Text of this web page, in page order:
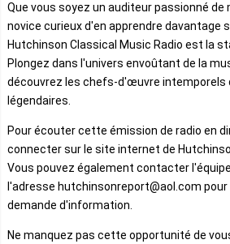
Que vous soyez un auditeur passionné de
novice curieux d'en apprendre davantage
Hutchinson Classical Music Radio est la
Plongez dans l'univers envoûtant de la
découvrez les chefs-d'œuvre intemporels
légendaires.
Pour écouter cette émission de radio en
connecter sur le site internet de
Vous pouvez également contacter
l'adresse hutchinsonreport@aol.com
demande d'information.
Ne manquez pas cette opportunité de